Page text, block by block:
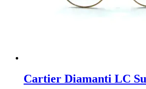
Cartier Diamanti LC